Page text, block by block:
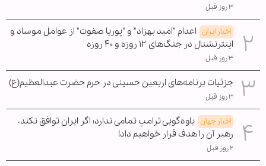
۳ روز قبل
اخبار ایران اعدام "امید بهزاد" و "پوریا صفوت" از عوامل موساد و
اینترنشنال در جنگ‌های ۱۲ روزه و ۴۰ روزه
۳ روز قبل
جزئیات برنامه‌های اربعین حسینی در حرم حضرت عبدالعظیم(ع)
۳ روز قبل
اخبار جهان یاوه‌گویی ترامپ تمامی ندارد؛ اگر ایران توافق نکند،
رهبر آن را هدف قرار خواهیم داد!
۲ روز قبل